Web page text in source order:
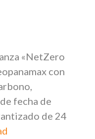
«NetZero
con
fecha de
de 24